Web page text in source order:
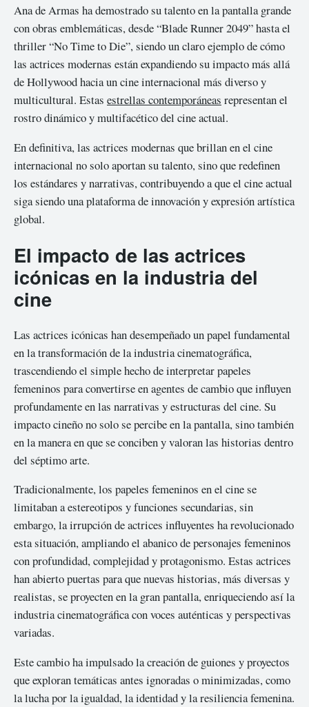
Ana de Armas ha demostrado su talento en la pantalla grande
con obras emblemáticas, desde “Blade Runner 2049” hasta el
thriller “No Time to Die”, siendo un claro ejemplo de cómo
las actrices modernas están expandiendo su impacto más allá
de Hollywood hacia un cine internacional más diverso y
multicultural. Estas estrellas contemporáneas representan el
rostro dinámico y multifacético del cine actual.
En definitiva, las actrices modernas que brillan en el cine
internacional no solo aportan su talento, sino que redefinen
los estándares y narrativas, contribuyendo a que el cine actual
siga siendo una plataforma de innovación y expresión artística
global.
El impacto de las actrices
icónicas en la industria del
cine
Las actrices icónicas han desempeñado un papel fundamental
en la transformación de la industria cinematográfica,
trascendiendo el simple hecho de interpretar papeles
femeninos para convertirse en agentes de cambio que influyen
profundamente en las narrativas y estructuras del cine. Su
impacto cineño no solo se percibe en la pantalla, sino también
en la manera en que se conciben y valoran las historias dentro
del séptimo arte.
Tradicionalmente, los papeles femeninos en el cine se
limitaban a estereotipos y funciones secundarias, sin
embargo, la irrupción de actrices influyentes ha revolucionado
esta situación, ampliando el abanico de personajes femeninos
con profundidad, complejidad y protagonismo. Estas actrices
han abierto puertas para que nuevas historias, más diversas y
realistas, se proyecten en la gran pantalla, enriqueciendo así la
industria cinematográfica con voces auténticas y perspectivas
variadas.
Este cambio ha impulsado la creación de guiones y proyectos
que exploran temáticas antes ignoradas o minimizadas, como
la lucha por la igualdad, la identidad y la resiliencia femenina.